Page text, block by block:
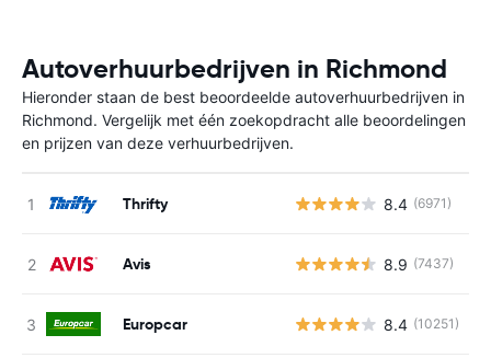
Autoverhuurbedrijven in Richmond
Hieronder staan de best beoordeelde autoverhuurbedrijven in
Richmond. Vergelijk met één zoekopdracht alle beoordelingen
en prijzen van deze verhuurbedrijven.
Thrifty 8.4 (6971)
Avis 8.9 (7437)
Europcar 8.4 (10251)